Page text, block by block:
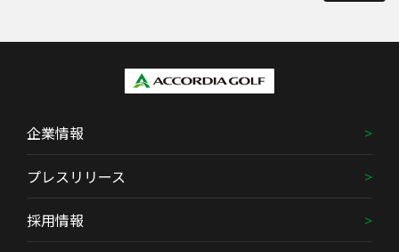
企業情報
プレスリリース
採用情報